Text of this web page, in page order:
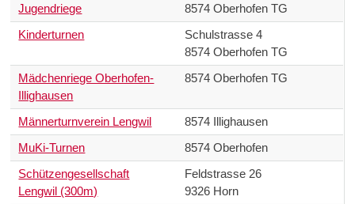
Jugendriege
8574 Oberhofen TG
Kinderturnen
Schulstrasse 4
8574 Oberhofen TG
Mädchenriege Oberhofen-
Illighausen
8574 Oberhofen TG
Männerturnverein Lengwil
8574 Illighausen
MuKi-Turnen
8574 Oberhofen
Schützengesellschaft
Lengwil (300m)
Feldstrasse 26
9326 Horn